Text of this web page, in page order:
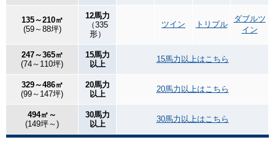
135～210㎡
(59～88坪)
12馬力
（335
形）
ツイン トリプル
ダブルツ
イン
247～365㎡
(74～110坪)
15馬力
以上
15馬力以上はこちら
329～486㎡
(99～147坪)
20馬力
以上
20馬力以上はこちら
494㎡～
(149坪～)
30馬力
以上
30馬力以上はこちら